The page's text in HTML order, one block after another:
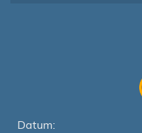
Datum: